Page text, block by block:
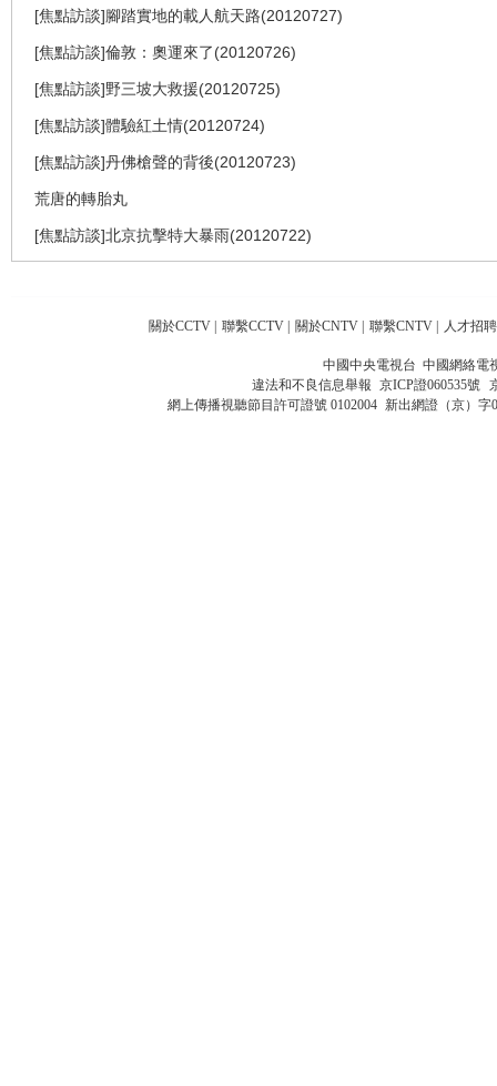
[焦點訪談]腳踏實地的載人航天路(20120727)
[焦點訪談]倫敦：奧運來了(20120726)
[焦點訪談]野三坡大救援(20120725)
[焦點訪談]體驗紅土情(20120724)
[焦點訪談]丹佛槍聲的背後(20120723)
荒唐的轉胎丸
[焦點訪談]北京抗擊特大暴雨(20120722)
關於CCTV 聯繫CCTV 關於CNTV 聯繫CNTV 人才招聘
中國中央電視台 中國網絡電
違法和不良信息舉報 京ICP證060535號
網上傳播視聽節目許可證號 0102004 新出網證（京）